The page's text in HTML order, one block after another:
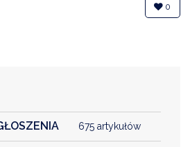
0
675 artykułów